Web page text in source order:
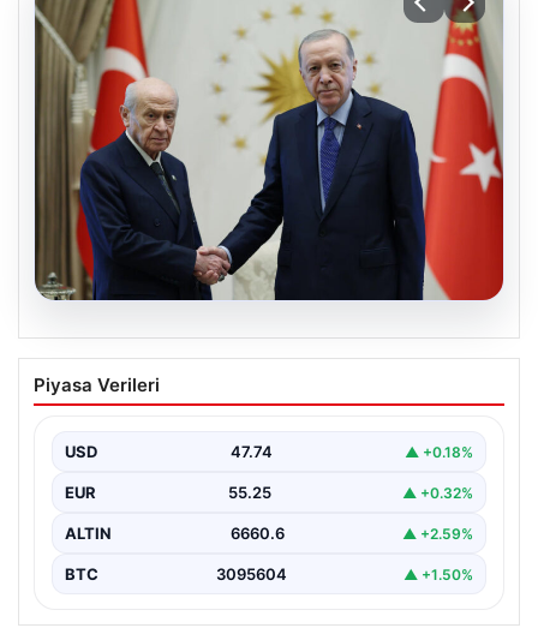
06.08.2026
Cumhurbaşkanı Erdoğan, Devlet
Bahçeli ile görüştü
Piyasa Verileri
USD 47.74 ▲ +0.18%
EUR 55.25 ▲ +0.32%
ALTIN 6660.6 ▲ +2.59%
BTC 3095604 ▲ +1.50%